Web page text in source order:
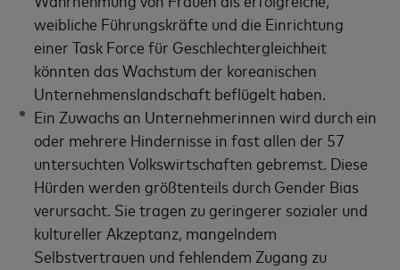
weibliche Führungskräfte und die Einrichtung
einer Task Force für Geschlechtergleichheit
könnten das Wachstum der koreanischen
Unternehmenslandschaft beflügelt haben.
Ein Zuwachs an Unternehmerinnen wird durch ein
oder mehrere Hindernisse in fast allen der 57
untersuchten Volkswirtschaften gebremst. Diese
Hürden werden größtenteils durch Gender Bias
verursacht. Sie tragen zu geringerer sozialer und
kultureller Akzeptanz, mangelndem
Selbstvertrauen und fehlendem Zugang zu